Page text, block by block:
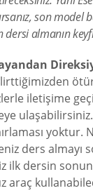
son model
dersi almanın
iletişime
yoktur.
ders almayı
ilk dersin
araç